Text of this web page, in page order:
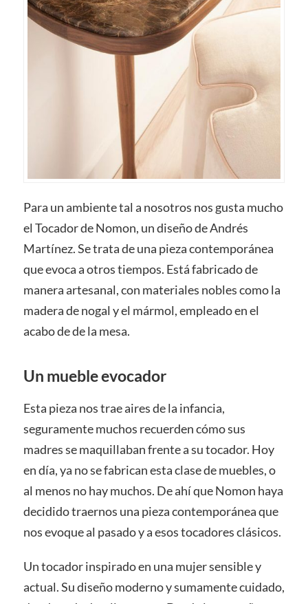
Para un ambiente tal a nosotros nos gusta mucho
el Tocador de Nomon, un diseño de Andrés
Martínez. Se trata de una pieza contemporánea
que evoca a otros tiempos. Está fabricado de
manera artesanal, con materiales nobles como la
madera de nogal y el mármol, empleado en el
acabo de de la mesa.
Un mueble evocador
Esta pieza nos trae aires de la infancia,
seguramente muchos recuerden cómo sus
madres se maquillaban frente a su tocador. Hoy
en día, ya no se fabrican esta clase de muebles, o
al menos no hay muchos. De ahí que Nomon haya
decidido traernos una pieza contemporánea que
nos evoque al pasado y a esos tocadores clásicos.
Un tocador inspirado en una mujer sensible y
actual. Su diseño moderno y sumamente cuidado,